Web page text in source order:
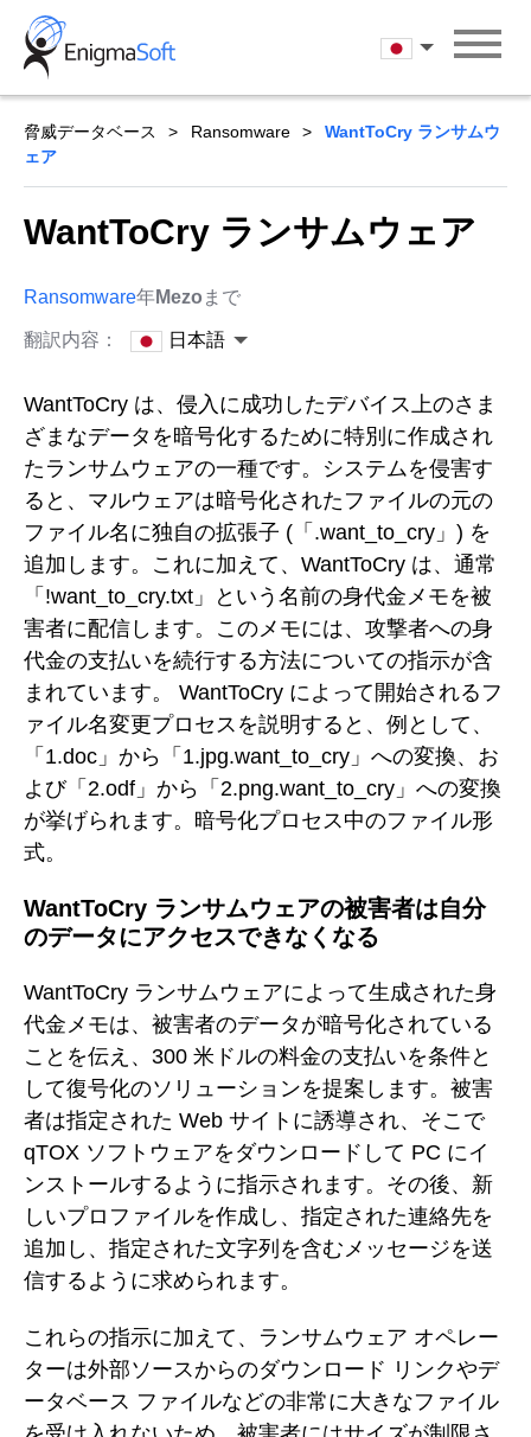
Skip
content
日本語
脅威データベース Ransomware
WantToCry ランサムウ
ェア
WantToCry ランサムウェア
Ransomware年Mezo まで
翻訳内容： 日本語
WantToCry は、侵入に成功したデバイス上のさま
ざまなデータを暗号化するために特別に作成され
たランサムウェアの一種です。システムを侵害す
ると、マルウェアは暗号化されたファイルの元の
ファイル名に独自の拡張子 (「.want_to_cry」) を
追加します。これに加えて、WantToCry は、通常
「!want_to_cry.txt」という名前の身代金メモを被
害者に配信します。このメモには、攻撃者への身
代金の支払いを続行する方法についての指示が含
まれています。 WantToCry によって開始されるフ
ァイル名変更プロセスを説明すると、例として、
「1.doc」から「1.jpg.want_to_cry」への変換、お
よび「2.odf」から「2.png.want_to_cry」への変換
が挙げられます。暗号化プロセス中のファイル形
式。
WantToCry ランサムウェアの被害者は自分
のデータにアクセスできなくなる
WantToCry ランサムウェアによって生成された身
代金メモは、被害者のデータが暗号化されている
ことを伝え、300 米ドルの料金の支払いを条件と
して復号化のソリューションを提案します。被害
者は指定された Web サイトに誘導され、そこで
qTOX ソフトウェアをダウンロードして PC にイ
ンストールするように指示されます。その後、新
しいプロファイルを作成し、指定された連絡先を
追加し、指定された文字列を含むメッセージを送
信するように求められます。
これらの指示に加えて、ランサムウェア オペレー
ターは外部ソースからのダウンロード リンクやデ
ータベース ファイルなどの非常に大きなファイル